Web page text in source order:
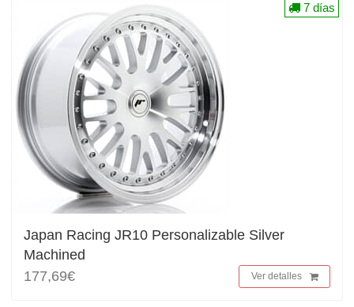
Japan Racing JR10 Personalizable Silver
Machined
177,69€
Ver detalles
7 días